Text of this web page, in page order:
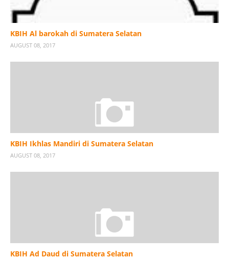
KBIH Al barokah di Sumatera Selatan
AUGUST 08, 2017
KBIH Ikhlas Mandiri di Sumatera Selatan
AUGUST 08, 2017
KBIH Ad Daud di Sumatera Selatan